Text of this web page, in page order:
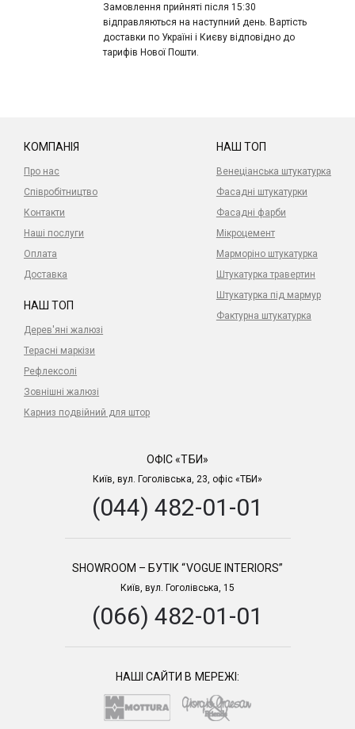
Замовлення прийняті після 15:30
відправляються на наступний день. Вартість
доставки по Україні і Києву відповідно до
тарифів Нової Пошти.
КОМПАНІЯ
Про нас
Співробітництво
Контакти
Наші послуги
Оплата
Доставка
НАШ ТОП
Венеціанська штукатурка
Фасадні штукатурки
Фасадні фарби
Мікроцемент
Марморіно штукатурка
Штукатурка травертин
Штукатурка під мармур
Фактурна штукатурка
НАШ ТОП
Дерев'яні жалюзі
Терасні маркізи
Рефлексолі
Зовнішні жалюзі
Карниз подвійний для штор
ОФІС «ТБИ»
Київ, вул. Гоголівська, 23, офіс «ТБИ»
(044) 482-01-01
SHOWROOM – БУТІК “VOGUE INTERIORS”
Київ, вул. Гоголівська, 15
(066) 482-01-01
НАШІ САЙТИ В МЕРЕЖІ: